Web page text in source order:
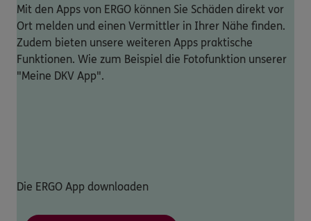
Mit den Apps von ERGO können Sie Schäden direkt vor
Ort melden und einen Vermittler in Ihrer Nähe finden.
Zudem bieten unsere weiteren Apps praktische
Funktionen. Wie zum Beispiel die Fotofunktion unserer
"Meine DKV App".
Die ERGO App downloaden